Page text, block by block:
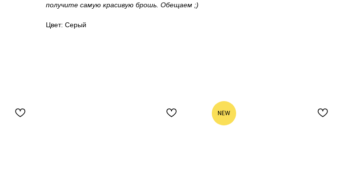
получите самую красивую брошь. Обещаем ;)
Цвет: Серый
NEW